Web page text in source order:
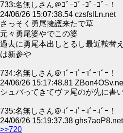
733:名無しさん＠ｺﾞｰｺﾞｰｺﾞｰｺﾞｰ！
24/06/26 15:07:38.54 czsfslLn.net
さっそく勇尾擁護来たで草
元々勇尾婆やでこの婆
過去に勇尾本出しとるし最近鞍替
は新参や
734:名無しさん＠ｺﾞｰｺﾞｰｺﾞｰｺﾞｰ！
24/06/26 15:17:48.81
シュバってきてヴァ尾のが先に書
735:名無しさん＠ｺﾞｰｺﾞｰｺﾞｰｺﾞｰ！
24/06/26 15:19:37.38 ghs7aoP8.net
>>720